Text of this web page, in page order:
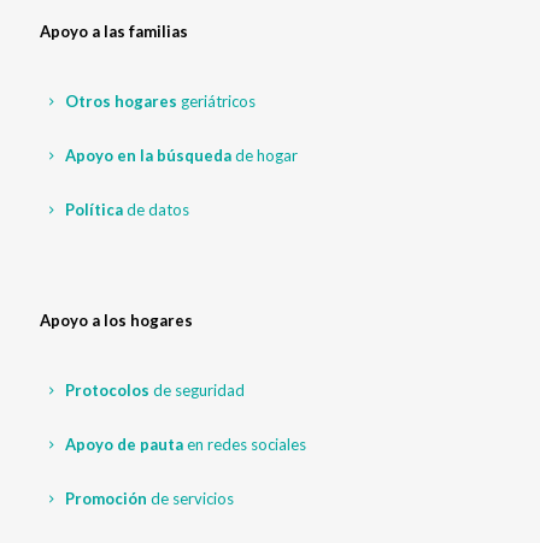
Apoyo a las familias
Otros hogares geriátricos
Apoyo en la búsquedade hogar
Políticade datos
Apoyo a los hogares
Protocolos de seguridad
Apoyo de pautaen redes sociales
Promoción de servicios